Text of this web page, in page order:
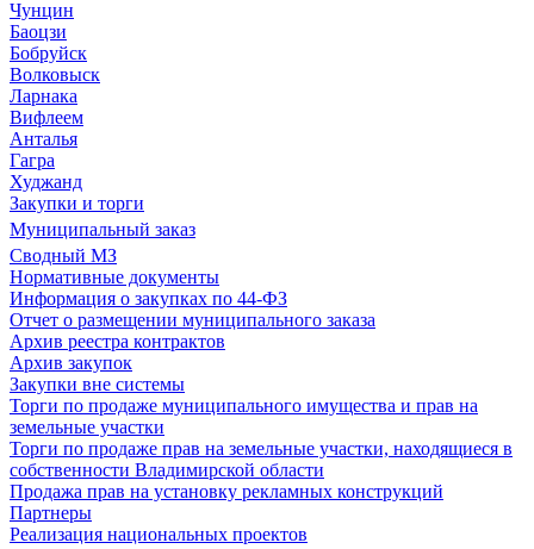
Чунцин
Баоцзи
Бобруйск
Волковыск
Ларнака
Вифлеем
Анталья
Гагра
Худжанд
Закупки и торги
Муниципальный заказ
Сводный МЗ
Нормативные документы
Информация о закупках по 44-ФЗ
Отчет о размещении муниципального заказа
Архив реестра контрактов
Архив закупок
Закупки вне системы
Торги по продаже муниципального имущества и прав на
земельные участки
Торги по продаже прав на земельные участки, находящиеся в
собственности Владимирской области
Продажа прав на установку рекламных конструкций
Партнеры
Реализация национальных проектов